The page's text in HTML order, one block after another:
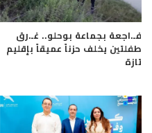
فـ.اجعة بجماعة بوحلو.. غـ.رق
طفلتين يخلف حزناً عميقاً بإقليم
تازة